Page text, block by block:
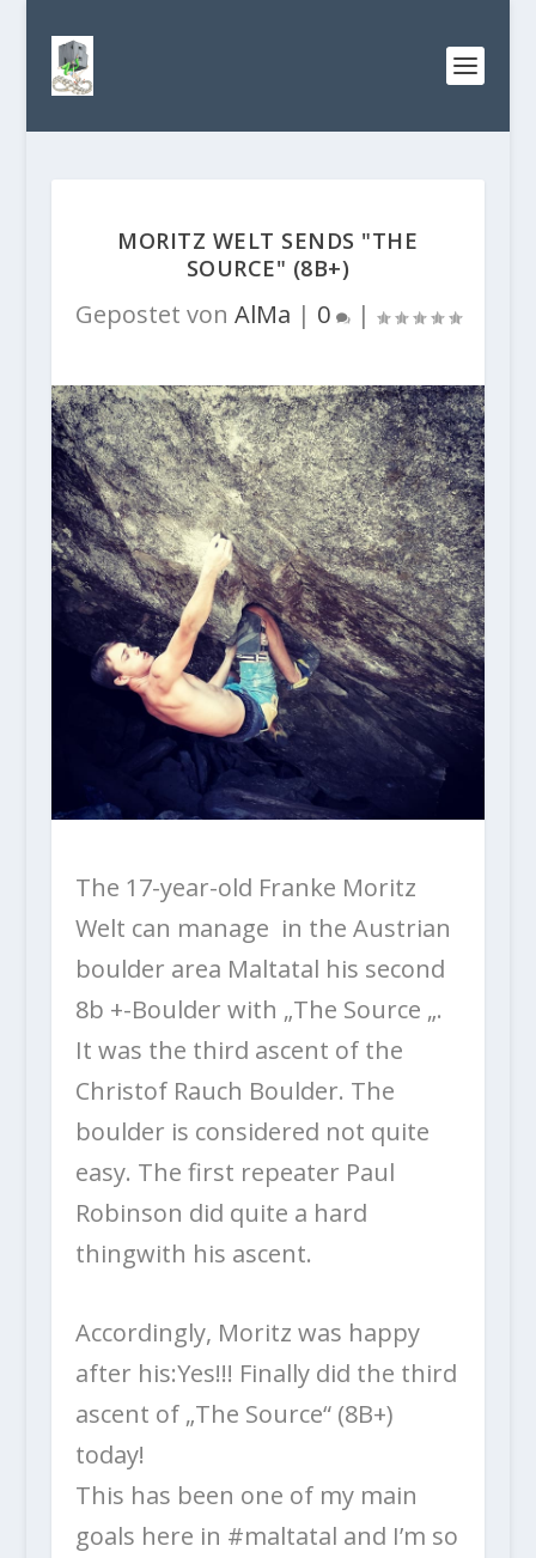
MORITZ WELT SENDS "THE
SOURCE" (8B+)
Gepostet von AlMa | 0 |
The 17-year-old Franke Moritz
Welt can manage in the Austrian
boulder area Maltatal his second
8b +-Boulder with „The Source „.
It was the third ascent of the
Christof Rauch Boulder. The
boulder is considered not quite
easy. The first repeater Paul
Robinson did quite a hard
thingwith his ascent.
Accordingly, Moritz was happy
after his:Yes!!! Finally did the third
ascent of „The Source“ (8B+)
today!
This has been one of my main
goals here in #maltatal and I’m so